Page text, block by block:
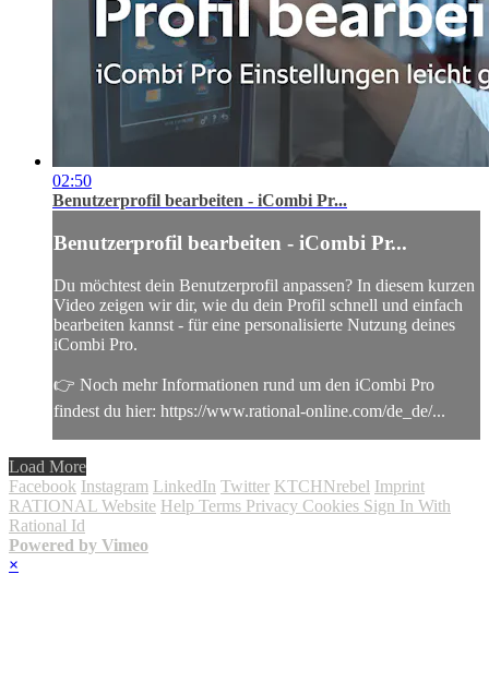
02:50
Benutzerprofil bearbeiten - iCombi Pr...
Benutzerprofil bearbeiten - iCombi Pr...
Du möchtest dein Benutzerprofil anpassen? In diesem kurzen
Video zeigen wir dir, wie du dein Profil schnell und einfach
bearbeiten kannst - für eine personalisierte Nutzung deines
iCombi Pro.
👉 Noch mehr Informationen rund um den iCombi Pro
findest du hier: https://www.rational-online.com/de_de/...
Load More
Facebook Instagram LinkedIn Twitter KTCHNrebel Imprint
RATIONAL Website Help Terms Privacy Cookies Sign In With
Rational Id
Powered by Vimeo
×